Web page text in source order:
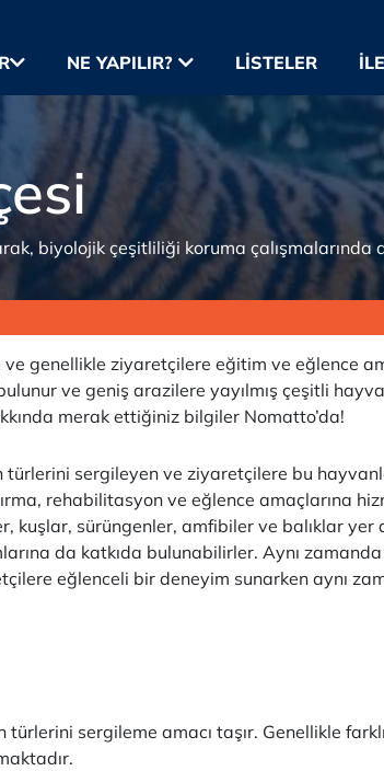
NE YAPILIR? LISTELER
biyolojik çeşitliliği koruma çalışmalarında
genellikle ziyaretçilere eğitim ve eğlence
ve geniş arazilere yayılmış çeşitli
merak ettiğiniz bilgiler Nomatto’da!
sergileyen ve ziyaretçilere bu
rehabilitasyon ve eğlence amaçlarına
kuşlar, sürüngenler, amfibiler ve balıklar
da katkıda bulunabilirler. Aynı
eğlenceli bir deneyim sunarken aynı
sergileme amacı taşır. Genellikle